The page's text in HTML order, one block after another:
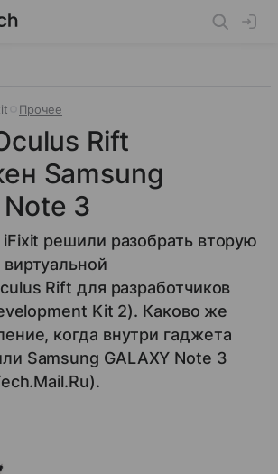
Прочее
Rift
Samsung
Note 3
решили разобрать вторую
Rift для разработчиков
Kit 2). Каково же
когда внутри гаджета
Samsung GALAXY Note 3